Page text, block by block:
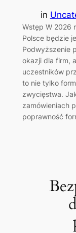
in
Wstęp W 2026
Polsce będzie
Podwyższenie
okazji dla firm,
uczestników
to nie tylko
zwycięstwa.
zamówieniach
poprawność